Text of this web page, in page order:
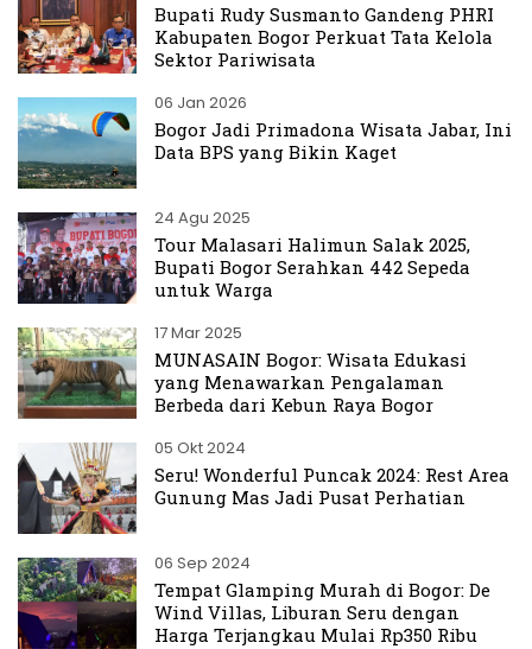
Bupati Rudy Susmanto Gandeng PHRI
Kabupaten Bogor Perkuat Tata Kelola
Sektor Pariwisata
06 Jan 2026
Bogor Jadi Primadona Wisata Jabar, Ini
Data BPS yang Bikin Kaget
24 Agu 2025
Tour Malasari Halimun Salak 2025,
Bupati Bogor Serahkan 442 Sepeda
untuk Warga
17 Mar 2025
MUNASAIN Bogor: Wisata Edukasi
yang Menawarkan Pengalaman
Berbeda dari Kebun Raya Bogor
05 Okt 2024
Seru! Wonderful Puncak 2024: Rest Area
Gunung Mas Jadi Pusat Perhatian
06 Sep 2024
Tempat Glamping Murah di Bogor: De
Wind Villas, Liburan Seru dengan
Harga Terjangkau Mulai Rp350 Ribu